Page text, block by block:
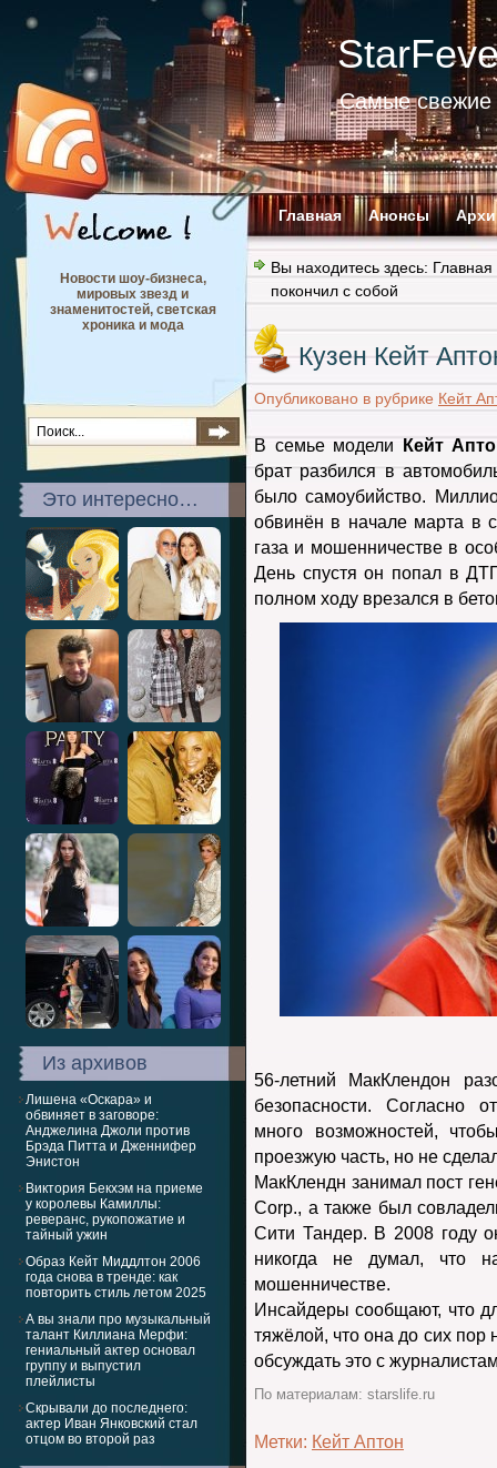
Самые свежие
Главная Анонсы
Новости шоу-бизнеса,
мировых звезд и
знаменитостей, светская
хроника и мода
Это интересно…
Из архивов
Лишена «Оскара» и
обвиняет в заговоре:
Анджелина Джоли против
Брэда Питта и Дженнифер
Энистон
Виктория Бекхэм на приеме
у королевы Камиллы:
реверанс, рукопожатие и
тайный ужин
Образ Кейт Миддлтон 2006
года снова в тренде: как
повторить стиль летом 2025
А вы знали про музыкальный
талант Киллиана Мерфи:
гениальный актер основал
группу и выпустил
плейлисты
Скрывали до последнего:
актер Иван Янковский стал
отцом во второй раз
Вы находитесь здесь: Главная
покончил с собой
Кузен Кейт
Опубликовано в рубрике Кейт
В семье модели
Кейт
брат разбился в
было самоубийство.
обвинён в начале марта в
газа и мошенничестве в
День спустя он попал в
полном ходу врезался в
56-летний МакКлендон
безопасности. Согласно
много возможностей,
проезжую часть, но не
МакКлендн занимал пост
Corp., а также был
Сити Тандер. В 2008 году
никогда не думал, что
мошенничестве.
Инсайдеры сообщают, что
тяжёлой, что она до сих пор
обсуждать это с
По материалам: starslife.ru
Метки: Кейт Аптон